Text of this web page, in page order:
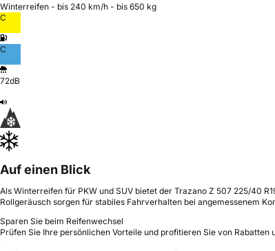
Winterreifen - bis 240 km/h - bis 650 kg
C
C
72dB
Auf einen Blick
Als Winterreifen für PKW und SUV bietet der Trazano Z 507 225/40
Rollgeräusch sorgen für stabiles Fahrverhalten bei angemessenem
Sparen Sie beim Reifenwechsel
Prüfen Sie Ihre persönlichen Vorteile und profitieren Sie von Rabatten